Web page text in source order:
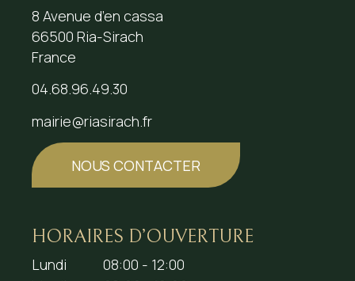
8 Avenue d’en cassa
66500 Ria-Sirach
France
04.68.96.49.30
mairie@riasirach.fr
NOUS CONTACTER
HORAIRES D’OUVERTURE
Lundi
08:00 - 12:00